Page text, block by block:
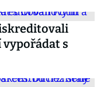
vypořádat s